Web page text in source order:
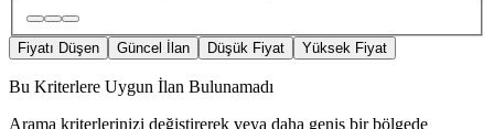
Fiyatı Düşen Güncel İlan Düşük Fiyat Yüksek Fiyat
Bu Kriterlere Uygun İlan Bulunamadı
Arama kriterlerinizi değiştirerek veya daha geniş bir bölgede